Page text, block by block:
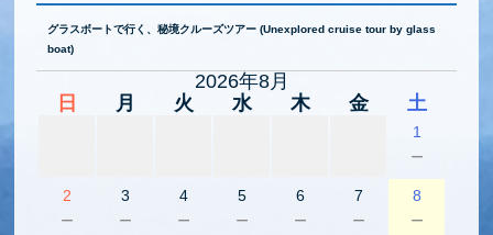
グラスボートで行く、秘境クルーズツアー (Unexplored cruise tour by glass
boat)
2026年8月
日
月 火 水 木 金 土
1
－
2
－
3
－
4
－
5
－
6
－
7
－
8
－